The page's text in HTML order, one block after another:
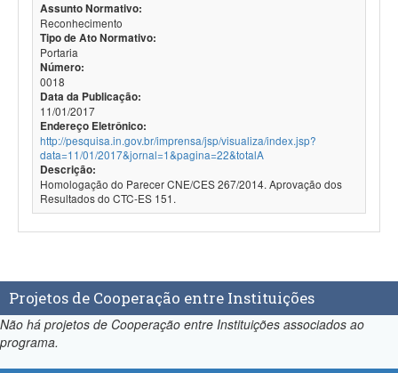
Assunto Normativo:
Reconhecimento
Tipo de Ato Normativo:
Portaria
Número:
0018
Data da Publicação:
11/01/2017
Endereço Eletrônico:
http://pesquisa.in.gov.br/imprensa/jsp/visualiza/index.jsp?
data=11/01/2017&jornal=1&pagina=22&totalA
Descrição:
Homologação do Parecer CNE/CES 267/2014. Aprovação dos
Resultados do CTC-ES 151.
Projetos de Cooperação entre Instituições
Não há projetos de Cooperação entre Instituições associados ao
programa.